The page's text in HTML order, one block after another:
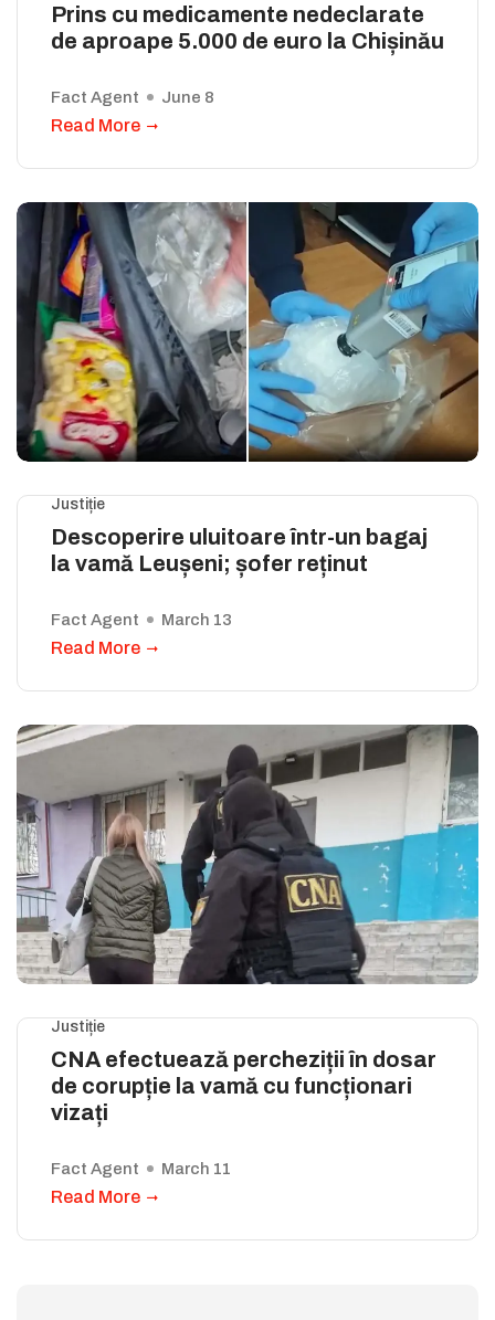
Prins cu medicamente nedeclarate
de aproape 5.000 de euro la Chișinău
Fact Agent June 8
Read More
Justiție
Descoperire uluitoare într-un bagaj
la vamă Leușeni; șofer reținut
Fact Agent March 13
Read More
Justiție
CNA efectuează percheziții în dosar
de corupție la vamă cu funcționari
vizați
Fact Agent March 11
Read More